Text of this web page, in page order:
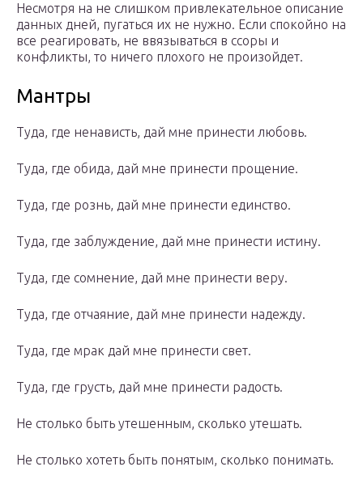
Несмотря на не слишком привлекательное описание
данных дней, пугаться их не нужно. Если спокойно на
все реагировать, не ввязываться в ссоры и
конфликты, то ничего плохого не произойдет.
Мантры
Туда, где ненависть, дай мне принести любовь.
Туда, где обида, дай мне принести прощение.
Туда, где рознь, дай мне принести единство.
Туда, где заблуждение, дай мне принести истину.
Туда, где сомнение, дай мне принести веру.
Туда, где отчаяние, дай мне принести надежду.
Туда, где мрак дай мне принести свет.
Туда, где грусть, дай мне принести радость.
Не столько быть утешенным, сколько утешать.
Не столько хотеть быть понятым, сколько понимать.